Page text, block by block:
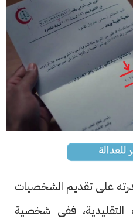
على تقديم الشخصيات
التقليدية، ففى شخصية